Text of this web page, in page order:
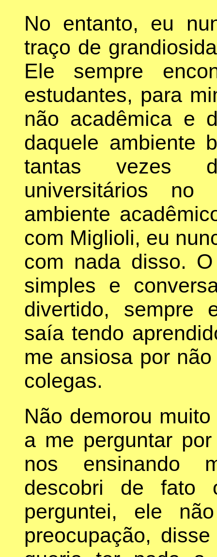
No entanto, eu
traço de
Ele sempre
estudantes, para
não acadêmica e
daquele ambiente
tantas vezes
universitários
ambiente
com Miglioli, eu
com nada disso.
simples e
divertido, sempre
saía tendo
me ansiosa por
colegas.
Não demorou
a me perguntar
nos ensinando
descobri de fato
perguntei, ele
preocupação,